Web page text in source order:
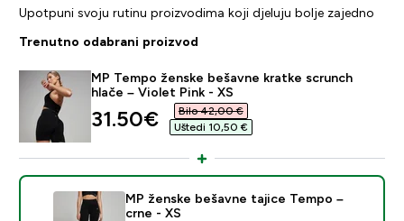
Upotpuni svoju rutinu proizvodima koji djeluju bolje zajedno
Trenutno odabrani proizvod
MP Tempo ženske bešavne kratke scrunch
hlače – Violet Pink - XS
discounted price
31.50€‎
Bilo 42,00 €‎
Uštedi 10,50 €‎
MP ženske bešavne tajice Tempo –
crne - XS